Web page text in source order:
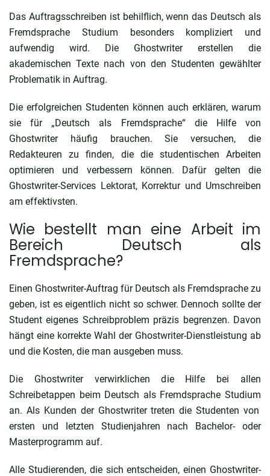
Das Auftragsschreiben ist behilflich, wenn das Deutsch als
Fremdsprache Studium besonders kompliziert und
aufwendig wird. Die Ghostwriter erstellen die
akademischen Texte nach von den Studenten gewählter
Problematik in Auftrag.
Die erfolgreichen Studenten können auch erklären, warum
sie für „Deutsch als Fremdsprache“die Hilfe von
Ghostwriter häufig brauchen. Sie versuchen, die
Redakteuren zu finden, die die studentischen Arbeiten
optimieren und verbessern können. Dafür gelten die
Ghostwriter-Services Lektorat, Korrektur und Umschreiben
am effektivsten.
Wie bestellt man eine Arbeit im
Bereich Deutsch als
Fremdsprache?
Einen Ghostwriter-Auftrag für Deutsch als Fremdsprache zu
geben, ist es eigentlich nicht so schwer. Dennoch sollte der
Student eigenes Schreibproblem präzis begrenzen. Davon
hängt eine korrekte Wahl der Ghostwriter-Dienstleistung ab
und die Kosten, die man ausgeben muss.
Die Ghostwriter verwirklichen die Hilfe bei allen
Schreibetappen beim Deutsch als Fremdsprache Studium
an. Als Kunden der Ghostwriter treten die Studenten von
ersten und letzten Studienjahren nach Bachelor- oder
Masterprogramm auf.
Alle Studierenden, die sich entscheiden, einen Ghostwriter-